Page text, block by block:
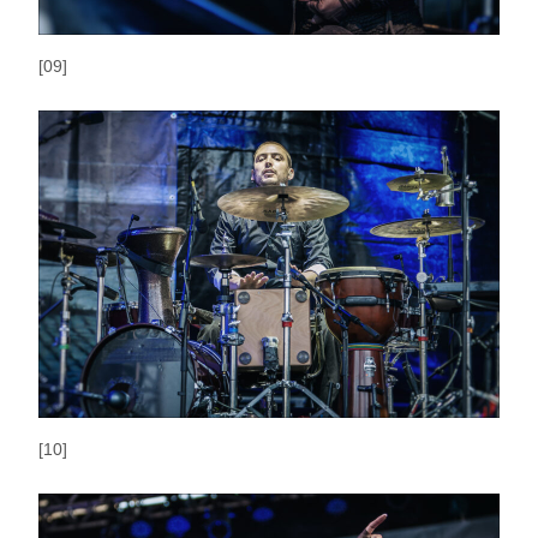
[09]
[10]